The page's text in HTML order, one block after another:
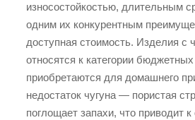
износостойкостью, длительным
одним их конкурентным
доступная стоимость. Изделия с
относятся к категории
приобретаются для домашнего
недостаток чугуна — пористая
поглощает запахи, что приводит